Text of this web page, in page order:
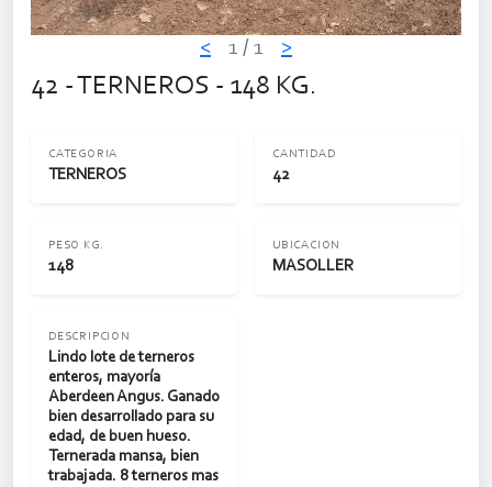
< 1 / 1 >
42 - TERNEROS - 148 KG.
CATEGORIA
TERNEROS
CANTIDAD
42
PESO KG.
148
UBICACION
MASOLLER
DESCRIPCION
Lindo lote de terneros
enteros, mayoría
Aberdeen Angus. Ganado
bien desarrollado para su
edad, de buen hueso.
Ternerada mansa, bien
trabajada. 8 terneros mas